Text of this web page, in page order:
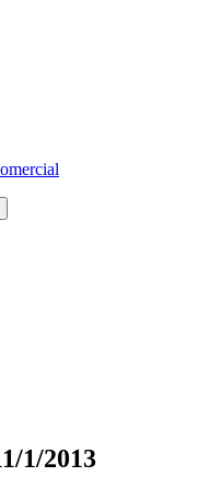
1/2013